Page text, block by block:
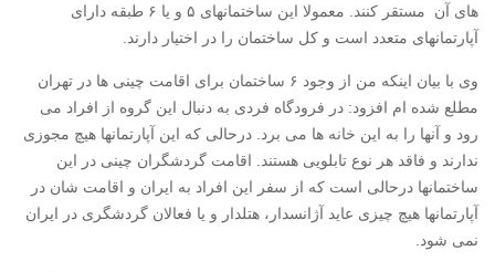
های آن مستقر کنند. معمولا این ساختمانهای ۵ و یا ۶ طبقه دارای
آپارتمانهای متعدد است و کل ساختمان را در اختیار دارند.
وی با بیان اینکه من از وجود ۶ ساختمان برای اقامت چینی ها در تهران
مطلع شده ام افزود: در فرودگاه فردی به دنبال این گروه از افراد می
رود و آنها را به این خانه ها می برد. درحالی که این آپارتمانها هیچ مجوزی
ندارند و فاقد هر نوع تابلویی هستند. اقامت گردشگران چینی در این
ساختمانها درحالی است که از سفر این افراد به ایران و اقامت شان در
آپارتمانها هیچ چیزی عاید آژانسدار، هتلدار و یا فعالان گردشگری در ایران
نمی شود.